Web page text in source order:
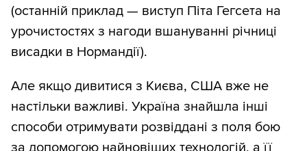
(останній приклад — виступ Піта Гегсета на
урочистостях з нагоди вшануванні річниці
висадки в Нормандії).
Але якщо дивитися з Києва, США вже не
настільки важливі. Україна знайшла інші
способи отримувати розвіддані з поля бою